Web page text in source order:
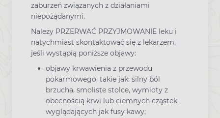
zaburzeń związanych z działaniami
niepożądanymi.
Należy PRZERWAĆ PRZYJMOWANIE leku i
natychmiast skontaktować się z lekarzem,
jeśli wystąpią poniższe objawy:
objawy krwawienia z przewodu
pokarmowego, takie jak: silny ból
brzucha, smoliste stolce, wymioty z
obecnością krwi lub ciemnych cząstek
wyglądających jak fusy kawy;